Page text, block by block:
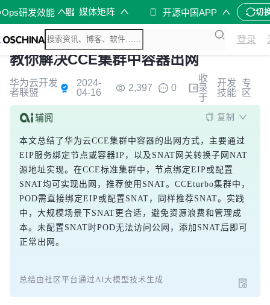
研发效能 媒体矩阵 开源中国APP 切
登录
教你解决CCE集群中容器出网
华为云开发
者联盟
2024-
04-16
2,397 0
收
录
于
开发
技能
专
区
复制
本文总结了华为云CCE集群中容器的出网方式，主要通过
EIP服务绑定节点或容器IP，以及SNAT网关转换子网NAT
源地址实现。在CCE标准集群中，节点绑定EIP或配置
SNAT均可实现出网，推荐使用SNAT。CCEturbo集群中，
POD需直接绑定EIP或配置SNAT，同样推荐SNAT。实践
中，大规模场景下SNAT更合适，避免资源浪费和管理成
本。未配置SNAT时POD无法访问公网，添加SNAT后即可
正常出网。
总结由社区平台通过AI大模型技术生成